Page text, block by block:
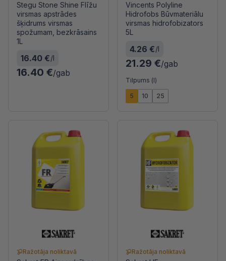
Stegu Stone Shine Flīžu
virsmas apstrādes
šķidrums virsmas
spožumam, bezkrāsains
1L
16.40 €/l
16.40 €/gab
Vincents Polyline
Hidrofobs Būvmateriālu
virsmas hidrofobizators
5L
4.26 €/l
21.29 €/gab
Tilpums (l)
5 10 25
Ražotāja noliktavā Ražotāja noliktavā